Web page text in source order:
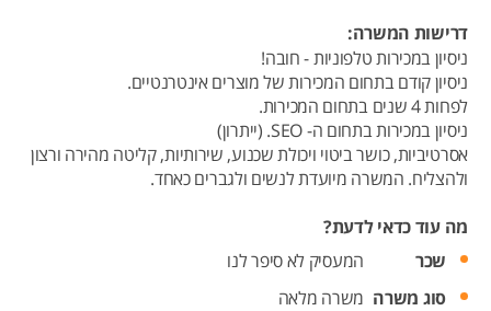
דרישות המשרה:
ניסיון במכירות טלפוניות - חובה!
ניסיון קודם בתחום המכירות של מוצרים אינטרנטיים.
לפחות 4 שנים בתחום המכירות.
ניסיון במכירות בתחום ה- SEO. (ייתרון)
אסרטיביות, כושר ביטוי ויכולת שכנוע, שירותיות, קליטה מהירה ורצון
ולהצליח. המשרה מיועדת לנשים ולגברים כאחד.
מה עוד כדאי לדעת?
שכר
המעסיק לא סיפר לנו
סוג משרה משרה מלאה